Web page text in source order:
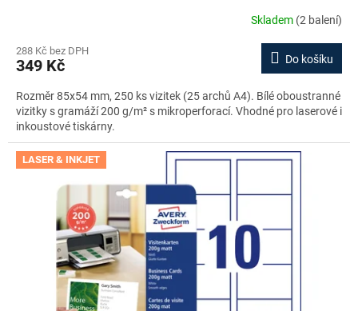
Skladem (2 balení)
288 Kč bez DPH
349 Kč Do košíku
Rozměr 85x54 mm, 250 ks vizitek (25 archů A4). Bílé oboustranné
vizitky s gramáží 200 g/m² s mikroperforací. Vhodné pro laserové i
inkoustové tiskárny.
LASER & INKJET